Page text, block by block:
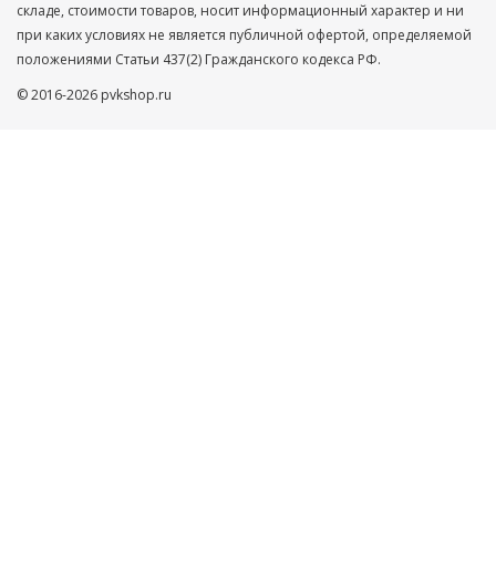
складе, стоимости товаров, носит информационный характер и ни
при каких условиях не является публичной офертой, определяемой
положениями Статьи 437(2) Гражданского кодекса РФ.
© 2016-2026 pvkshop.ru